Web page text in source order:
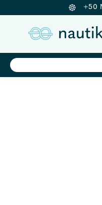
Springe
+50
Products
search